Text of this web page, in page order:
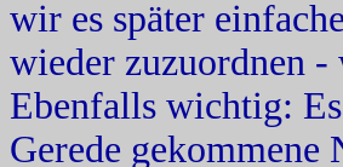
wir es später
wieder zuzuordnen
Ebenfalls wichtig:
Gerede gekommene